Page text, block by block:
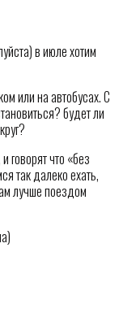
в июле хотим
или на автобусах. С
будет ли
говорят что «без
так далеко ехать,
лучше поездом